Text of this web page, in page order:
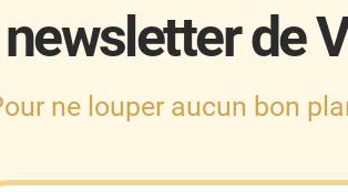
de
ne louper aucun bon